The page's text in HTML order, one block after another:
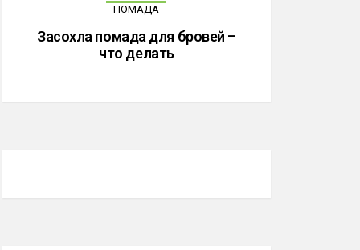
ПОМАДА
Засохла помада для бровей –
что делать